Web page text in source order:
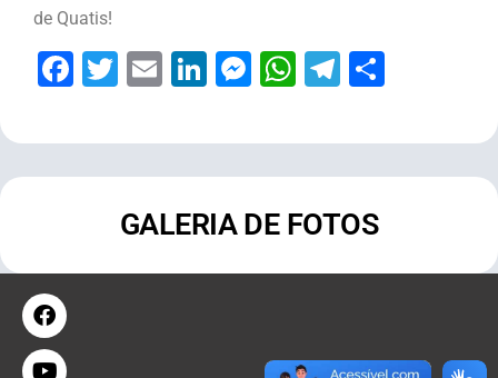
de Quatis!
Facebook
Twitter
EmailLinkedIn
Messenger
WhatsApp
Telegram
GALERIA DE FOTOS